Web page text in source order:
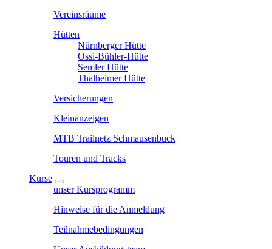
Vereinsräume
Hütten
Nürnberger Hütte
Ossi-Bühler-Hütte
Semler Hütte
Thalheimer Hütte
Versicherungen
Kleinanzeigen
MTB Trailnetz Schmausenbuck
Touren und Tracks
Kurse
unser Kursprogramm
Hinweise für die Anmeldung
Teilnahmebedingungen